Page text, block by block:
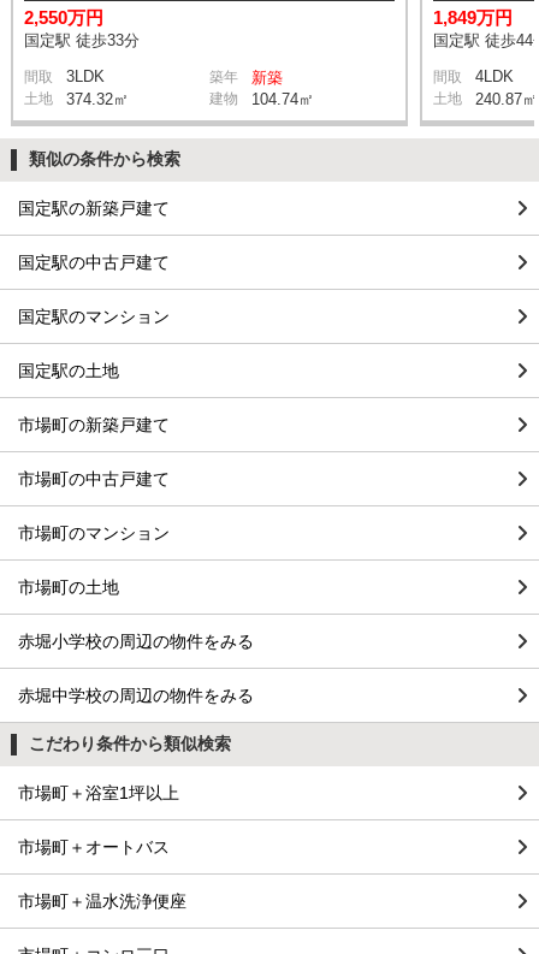
2,550万円
国定駅 徒歩33分
間取 3LDK 築年 新築
土地 374.32㎡ 建物 104.74㎡
1,849万円
国定駅 徒歩44
間取 4LDK
土地 240.87㎡
類似の条件から検索
国定駅の新築戸建て
国定駅の中古戸建て
国定駅のマンション
国定駅の土地
市場町の新築戸建て
市場町の中古戸建て
市場町のマンション
市場町の土地
赤堀小学校の周辺の物件をみる
赤堀中学校の周辺の物件をみる
こだわり条件から類似検索
市場町＋浴室1坪以上
市場町＋オートバス
市場町＋温水洗浄便座